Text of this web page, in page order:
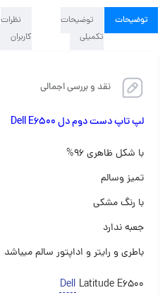
توضیحات
توضیحات
تکمیلی
نظرات
کاربران
نقد و بررسی اجمالی
لپ تاپ دست دوم دل Dell E6500
با شکل ظاهری ۹۶%
تمیز وسالم
با رنگ مشکی
جعبه ندارد
باطری و رایتر و اداپتور سالم میباشد
Dell Latitude E6500